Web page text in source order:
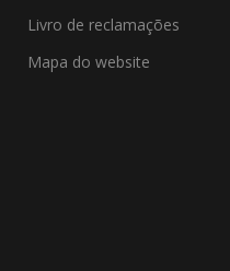
Livro de reclamações
Mapa do website